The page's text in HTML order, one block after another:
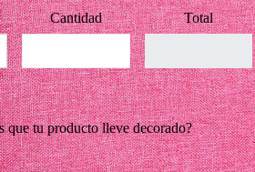
Cantidad Total
que tu producto lleve decorado?